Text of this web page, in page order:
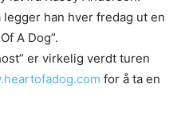
legger han hver fredag ut en
A Dog”.
er virkelig verdt turen
for å ta en